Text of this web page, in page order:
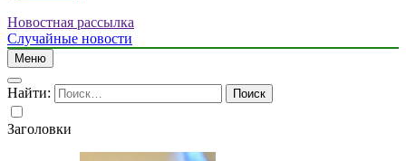
Новостная рассылка
Случайные новости
Меню
Найти:
Заголовки